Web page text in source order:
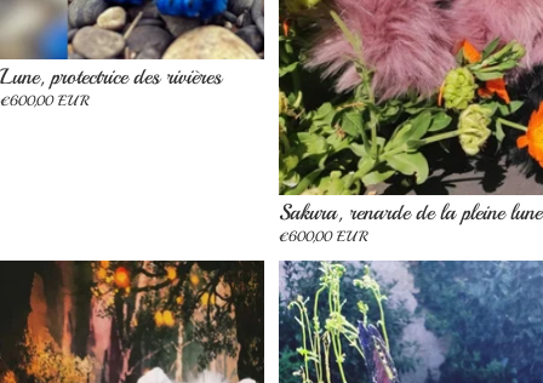
Épuisé
Lune, protectrice des rivières
€600,00 EUR
Épuisé
Sakura, renarde de la pleine lune
€600,00 EUR